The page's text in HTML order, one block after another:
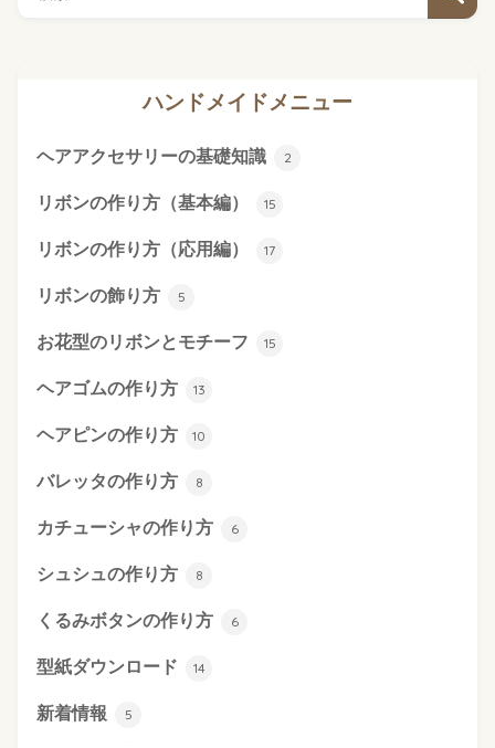
ハンドメイドメニュー
ヘアアクセサリーの基礎知識 2
リボンの作り方（基本編） 15
リボンの作り方（応用編） 17
リボンの飾り方 5
お花型のリボンとモチーフ 15
ヘアゴムの作り方 13
ヘアピンの作り方 10
バレッタの作り方 8
カチューシャの作り方 6
シュシュの作り方 8
くるみボタンの作り方 6
型紙ダウンロード 14
新着情報 5